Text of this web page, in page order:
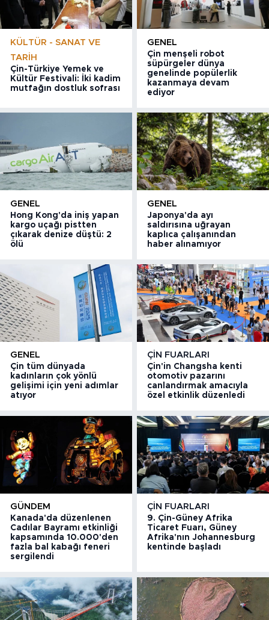
KÜLTÜR - SANAT VE
TARIH
Çin-Türkiye Yemek ve
Kültür Festivali: İki kadim
mutfağın dostluk sofrası
GENEL
Çin menşeli robot
süpürgeler dünya
genelinde popülerlik
kazanmaya devam
ediyor
GENEL
Hong Kong'da iniş yapan
kargo uçağı pistten
çıkarak denize düştü: 2
ölü
GENEL
Japonya'da ayı
saldırısına uğrayan
kaplıca çalışanından
haber alınamıyor
GENEL
Çin tüm dünyada
kadınların çok yönlü
gelişimi için yeni adımlar
atıyor
ÇIN FUARLARI
Çin'in Changsha kenti
otomotiv pazarını
canlandırmak amacıyla
özel etkinlik düzenledi
GÜNDEM
Kanada'da düzenlenen
Cadılar Bayramı etkinliği
kapsamında 10.000'den
fazla bal kabağı feneri
sergilendi
ÇIN FUARLARI
9. Çin-Güney Afrika
Ticaret Fuarı, Güney
Afrika'nın Johannesburg
kentinde başladı